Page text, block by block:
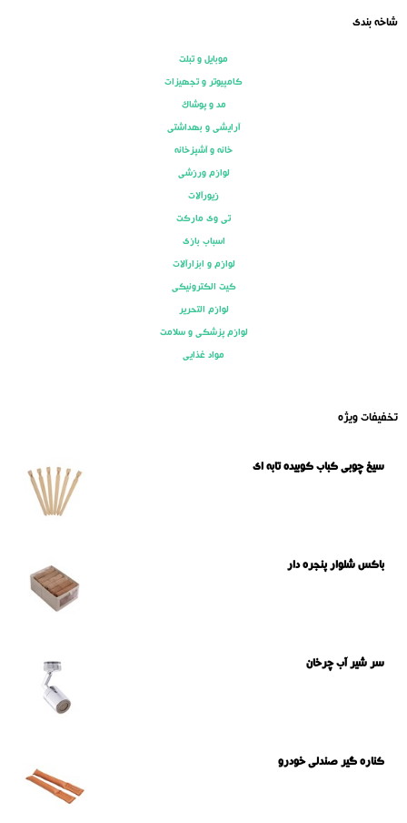
شاخه بندی
موبایل و تبلت
کامپیوتر و تجهیزات
مد و پوشاک
آرایشی و بهداشتی
خانه و آشپزخانه
لوازم ورزشی
زیورآلات
تی وی مارکت
اسباب بازی
لوازم و ابزارآلات
کیت الکترونیکی
لوازم التحریر
لوازم پزشکی و سلامت
مواد غذایی
تخفیفات ویژه
سیخ چوبی کباب کوبیده تابه ای
باکس شلوار پنجره دار
سر شیر آب چرخان
کناره گیر صندلی خودرو